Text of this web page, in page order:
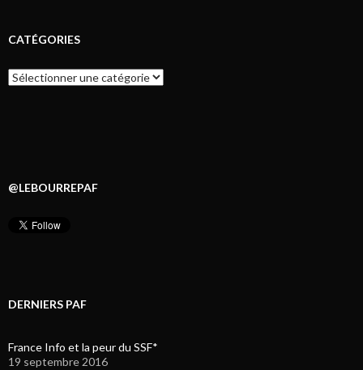
CATÉGORIES
Catégories
@LEBOURREPAF
DERNIERS PAF
France Info et la peur du SSF*
19 septembre 2016